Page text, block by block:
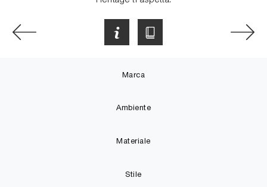
Marca
Ambiente
Materiale
Stile